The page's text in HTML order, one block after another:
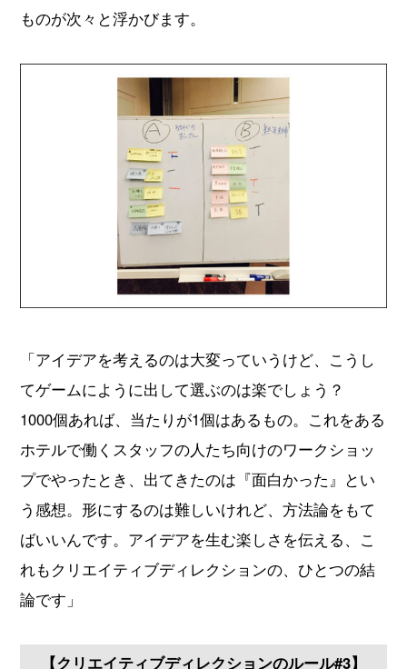
ものが次々と浮かびます。
「アイデアを考えるのは大変っていうけど、こうし
てゲームにように出して選ぶのは楽でしょう？
1000個あれば、当たりが1個はあるもの。これをある
ホテルで働くスタッフの人たち向けのワークショッ
プでやったとき、出てきたのは『面白かった』とい
う感想。形にするのは難しいけれど、方法論をもて
ばいいんです。アイデアを生む楽しさを伝える、こ
れもクリエイティブディレクションの、ひとつの結
論です」
【クリエイティブディレクションのルール#3】